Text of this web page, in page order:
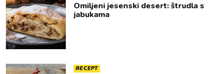
Omiljeni jesenski desert: štrudla s
jabukama
RECEPT